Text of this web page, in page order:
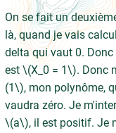
On se fait un
là, quand je vais
delta qui vaut 0. Donc
est \(X_0 = 1\). Donc
(1\), mon polynôme,
vaudra zéro. Je
\(a\), il est positif. Je